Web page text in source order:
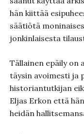
hän kiittää
säätiötä
jonkinlaisesta
Tällainen epäily on
täysin avoimesti ja
historiantutkijan
Eljas Erkon että
heidän